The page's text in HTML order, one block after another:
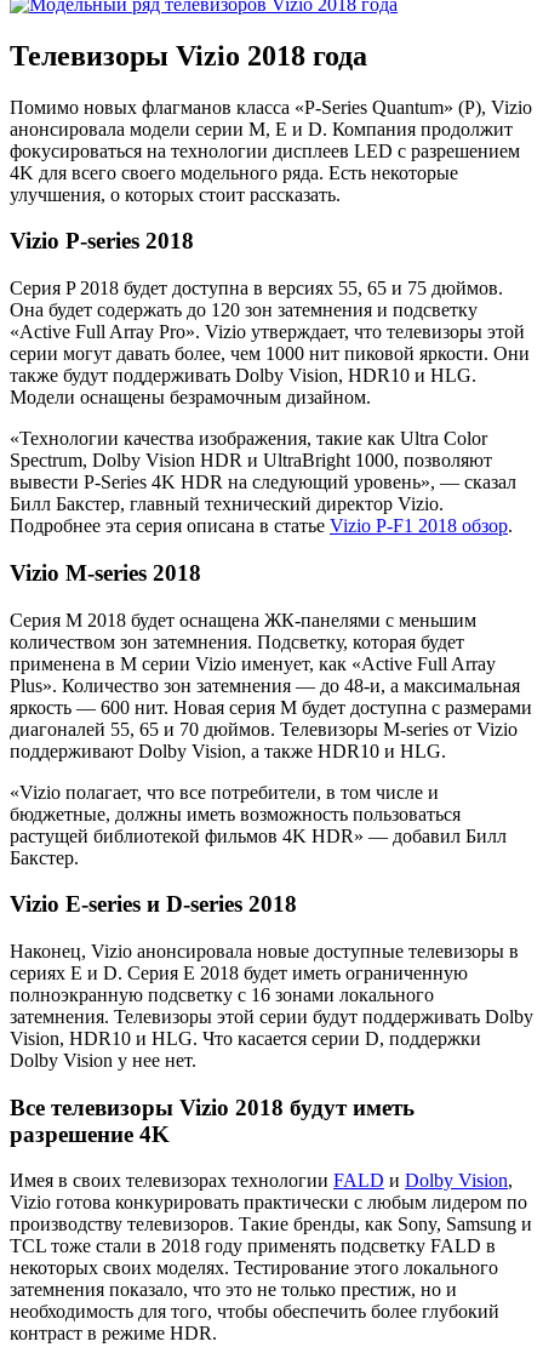
Телевизоры Vizio 2018 года
Помимо новых флагманов класса «P-Series Quantum» (P), Vizio
анонсировала модели серии M, E и D. Компания продолжит
фокусироваться на технологии дисплеев LED с разрешением
4K для всего своего модельного ряда. Есть некоторые
улучшения, о которых стоит рассказать.
Vizio P-series 2018
Серия P 2018 будет доступна в версиях 55, 65 и 75 дюймов.
Она будет содержать до 120 зон затемнения и подсветку
«Active Full Array Pro». Vizio утверждает, что телевизоры этой
серии могут давать более, чем 1000 нит пиковой яркости. Они
также будут поддерживать Dolby Vision, HDR10 и HLG.
Модели оснащены безрамочным дизайном.
«Технологии качества изображения, такие как Ultra Color
Spectrum, Dolby Vision HDR и UltraBright 1000, позволяют
вывести P-Series 4K HDR на следующий уровень», — сказал
Билл Бакстер, главный технический директор Vizio.
Подробнее эта серия описана в статье Vizio P-F1 2018 обзор.
Vizio M-series 2018
Серия M 2018 будет оснащена ЖК-панелями с меньшим
количеством зон затемнения. Подсветку, которая будет
применена в M серии Vizio именует, как «Active Full Array
Plus». Количество зон затемнения — до 48-и, а максимальная
яркость — 600 нит. Новая серия M будет доступна с размерами
диагоналей 55, 65 и 70 дюймов. Телевизоры M-series от Vizio
поддерживают Dolby Vision, а также HDR10 и HLG.
«Vizio полагает, что все потребители, в том числе и
бюджетные, должны иметь возможность пользоваться
растущей библиотекой фильмов 4K HDR» — добавил Билл
Бакстер.
Vizio E-series и D-series 2018
Наконец, Vizio анонсировала новые доступные телевизоры в
сериях E и D. Серия E 2018 будет иметь ограниченную
полноэкранную подсветку с 16 зонами локального
затемнения. Телевизоры этой серии будут поддерживать Dolby
Vision, HDR10 и HLG. Что касается серии D, поддержки
Dolby Vision у нее нет.
Все телевизоры Vizio 2018 будут иметь
разрешение 4K
Имея в своих телевизорах технологии FALD и Dolby Vision,
Vizio готова конкурировать практически с любым лидером по
производству телевизоров. Такие бренды, как Sony, Samsung и
TCL тоже стали в 2018 году применять подсветку FALD в
некоторых своих моделях. Тестирование этого локального
затемнения показало, что это не только престиж, но и
необходимость для того, чтобы обеспечить более глубокий
контраст в режиме HDR.